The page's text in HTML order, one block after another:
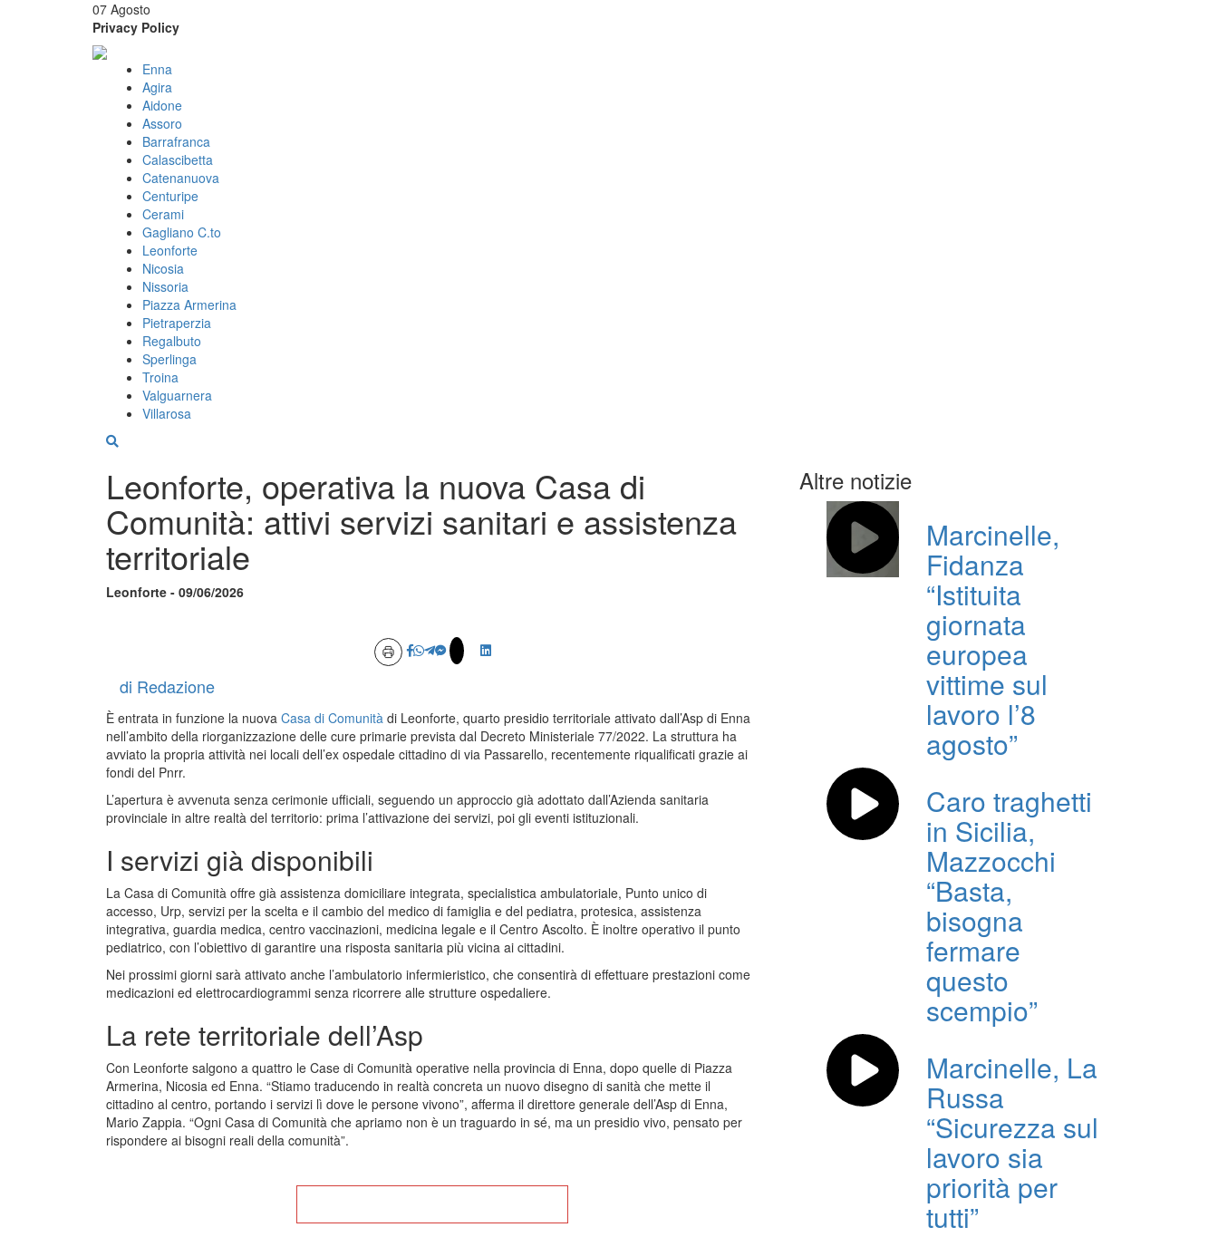
07 Agosto
Privacy Policy
Enna
Agira
Aidone
Assoro
Barrafranca
Calascibetta
Catenanuova
Centuripe
Cerami
Gagliano C.to
Leonforte
Nicosia
Nissoria
Piazza Armerina
Pietraperzia
Regalbuto
Sperlinga
Troina
Valguarnera
Villarosa
Leonforte, operativa la nuova Casa di
Comunità: attivi servizi sanitari e assistenza
territoriale
Leonforte - 09/06/2026
di Redazione
È entrata in funzione la nuova Casa di Comunità di Leonforte, quarto presidio territoriale attivato dall’Asp di Enna
nell’ambito della riorganizzazione delle cure primarie prevista dal Decreto Ministeriale 77/2022. La struttura ha
avviato la propria attività nei locali dell’ex ospedale cittadino di via Passarello, recentemente riqualificati grazie ai
fondi del Pnrr.
L’apertura è avvenuta senza cerimonie ufficiali, seguendo un approccio già adottato dall’Azienda sanitaria
provinciale in altre realtà del territorio: prima l’attivazione dei servizi, poi gli eventi istituzionali.
I servizi già disponibili
La Casa di Comunità offre già assistenza domiciliare integrata, specialistica ambulatoriale, Punto unico di
accesso, Urp, servizi per la scelta e il cambio del medico di famiglia e del pediatra, protesica, assistenza
integrativa, guardia medica, centro vaccinazioni, medicina legale e il Centro Ascolto. È inoltre operativo il punto
pediatrico, con l’obiettivo di garantire una risposta sanitaria più vicina ai cittadini.
Nei prossimi giorni sarà attivato anche l’ambulatorio infermieristico, che consentirà di effettuare prestazioni come
medicazioni ed elettrocardiogrammi senza ricorrere alle strutture ospedaliere.
La rete territoriale dell’Asp
Con Leonforte salgono a quattro le Case di Comunità operative nella provincia di Enna, dopo quelle di Piazza
Armerina, Nicosia ed Enna. “Stiamo traducendo in realtà concreta un nuovo disegno di sanità che mette il
cittadino al centro, portando i servizi lì dove le persone vivono”, afferma il direttore generale dell’Asp di Enna,
Mario Zappia. “Ogni Casa di Comunità che apriamo non è un traguardo in sé, ma un presidio vivo, pensato per
rispondere ai bisogni reali della comunità”.
Altre notizie
Marcinelle,
Fidanza
“Istituita
giornata
europea
vittime sul
lavoro l’8
agosto”
Caro traghetti
in Sicilia,
Mazzocchi
“Basta,
bisogna
fermare
questo
scempio”
Marcinelle, La
Russa
“Sicurezza sul
lavoro sia
priorità per
tutti”